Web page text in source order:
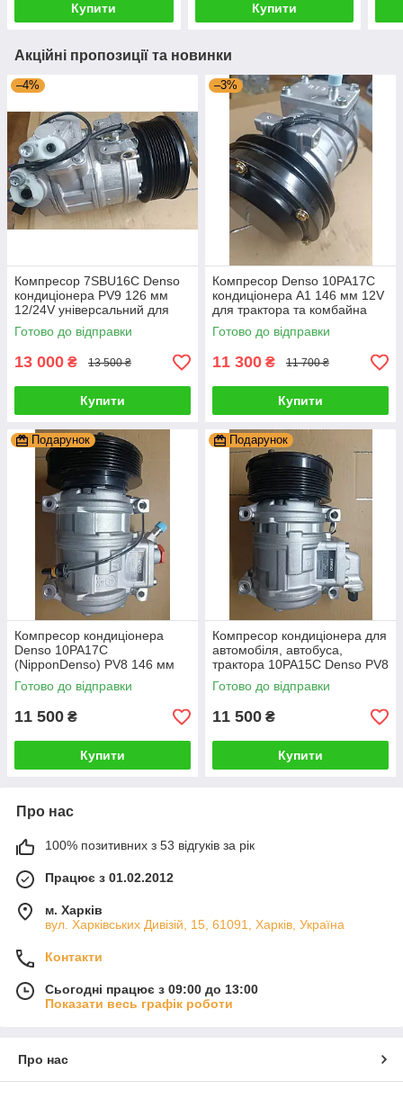
Купити Купити
Акційні пропозиції та новинки
–4%
Компресор 7SBU16C Denso
кондиціонера PV9 126 мм
12/24V універсальний для
Mercedes Benz 447200-8090
447300-7820
Готово до відправки
13 000 ₴ 13 500 ₴
Купити
–3%
Компресор Denso 10РА17С
кондиціонера А1 146 мм 12V
для трактора та комбайна
John Deere RE55422,
SE501468
Готово до відправки
11 300 ₴ 11 700 ₴
Купити
Подарунок
Компресор кондиціонера
Denso 10РА17С
(NipponDenso) PV8 146 мм
12V універсальний для
трактора John Deere
RE64024 TY6789
Готово до відправки
11 500 ₴
Купити
Подарунок
Компресор кондиціонера для
автомобіля, автобуса,
трактора 10PA15C Denso PV8
130 мм 12V CLAAS
A9062302011
Готово до відправки
11 500 ₴
Купити
Про нас
100% позитивних з 53 відгуків за рік
Працює з 01.02.2012
м. Харків
вул. Харківських Дивізій, 15, 61091, Харків, Україна
Контакти
Сьогодні працює з 09:00 до 13:00
Показати весь графік роботи
Про нас